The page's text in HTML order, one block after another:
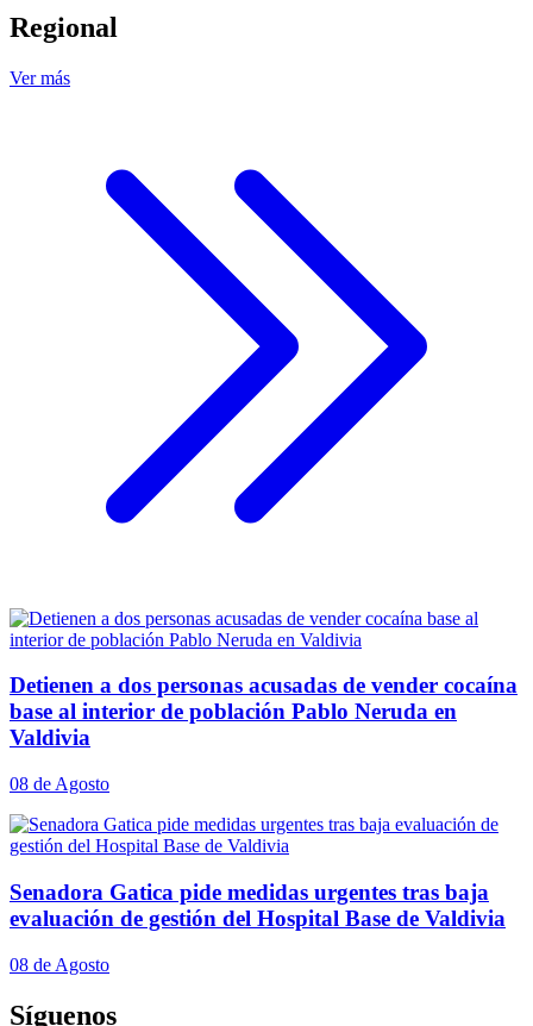
Regional
Ver más
Detienen a dos personas acusadas de vender cocaína
base al interior de población Pablo Neruda en
Valdivia
08 de Agosto
Senadora Gatica pide medidas urgentes tras baja
evaluación de gestión del Hospital Base de Valdivia
08 de Agosto
Síguenos